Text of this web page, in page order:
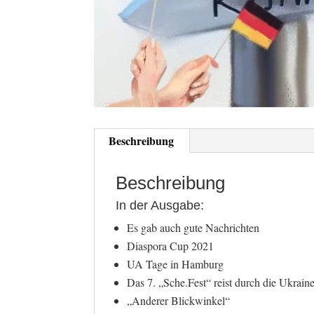
Beschreibung
Beschreibung
In der Ausgabe:
Es gab auch gute Nachrichten
Diaspora Cup 2021
UA Tage in Hamburg
Das 7. „Sche.Fest“ reist durch die
„Anderer Blickwinkel“